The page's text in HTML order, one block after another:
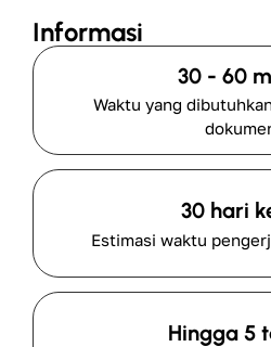
Informasi
30 - 60
Waktu yang
30 hari
Estimasi waktu
Hingga 5